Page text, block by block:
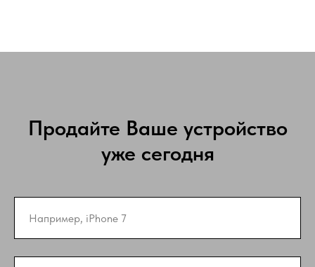
Продайте Ваше устройство
уже сегодня